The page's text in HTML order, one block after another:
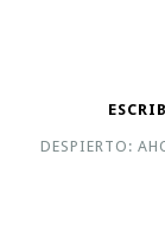
DESPIERTO: